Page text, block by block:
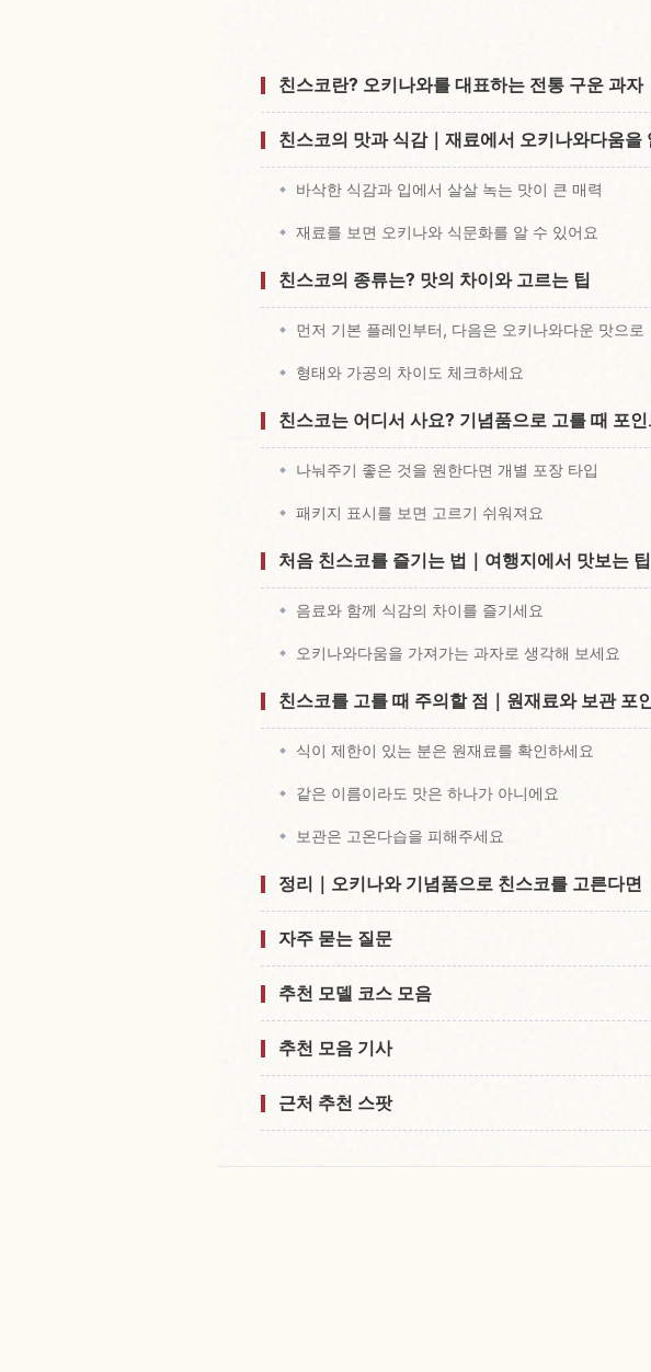
친스코란? 오키나와를 대표하는 전통 구운 과자
친스코의 맛과 식감｜재료에서 오키나와다움을
바삭한 식감과 입에서 살살 녹는 맛이 큰 매력
재료를 보면 오키나와 식문화를 알 수 있어요
친스코의 종류는? 맛의 차이와 고르는 팁
먼저 기본 플레인부터, 다음은 오키나와다운 맛으로
형태와 가공의 차이도 체크하세요
친스코는 어디서 사요? 기념품으로 고를 때 포
나눠주기 좋은 것을 원한다면 개별 포장 타입
패키지 표시를 보면 고르기 쉬워져요
처음 친스코를 즐기는 법｜여행지에서 맛보는 팁
음료와 함께 식감의 차이를 즐기세요
오키나와다움을 가져가는 과자로 생각해 보세요
친스코를 고를 때 주의할 점｜원재료와 보관 포
식이 제한이 있는 분은 원재료를 확인하세요
같은 이름이라도 맛은 하나가 아니에요
보관은 고온다습을 피해주세요
정리｜오키나와 기념품으로 친스코를 고른다면
자주 묻는 질문
추천 모델 코스 모음
추천 모음 기사
근처 추천 스팟